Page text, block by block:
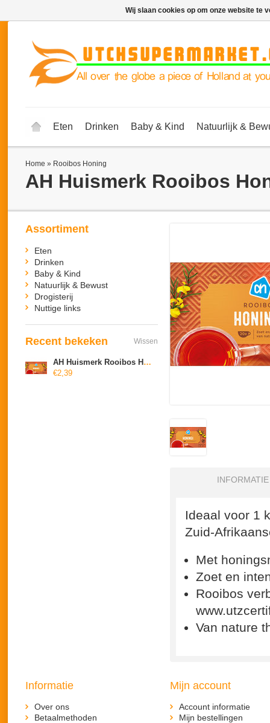
Eten Drinken Baby & Kind Natuurlijk &
Home » Rooibos Honing
AH Huismerk Rooibos
INFORMATIE
Ideaal voor 1
Zuid-
Met
Zoet en
Rooibos
Van nature
Assortiment
Eten
Drinken
Baby & Kind
Natuurlijk & Bewust
Drogisterij
Nuttige links
Recent bekeken Wissen
AH Huismerk Rooibos Honing
€2,39
Informatie
Over ons
Betaalmethoden
Mijn account
Account informatie
Mijn bestellingen
Wij slaan cookies op om onze website te